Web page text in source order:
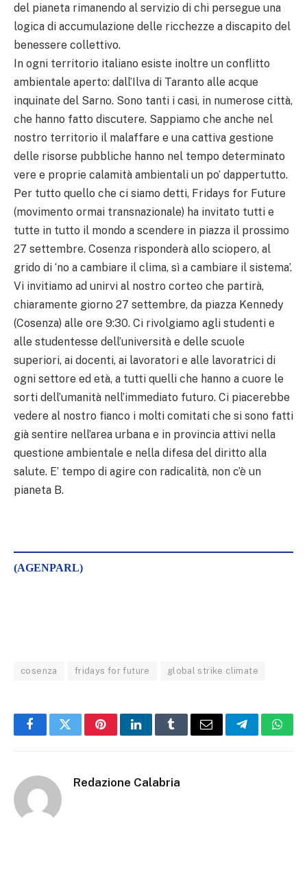
del pianeta rimanendo al servizio di chi persegue una
logica di accumulazione delle ricchezze a discapito del
benessere collettivo.
In ogni territorio italiano esiste inoltre un conflitto
ambientale aperto: dall’Ilva di Taranto alle acque
inquinate del Sarno. Sono tanti i casi, in numerose città,
che hanno fatto discutere. Sappiamo che anche nel
nostro territorio il malaffare e una cattiva gestione
delle risorse pubbliche hanno nel tempo determinato
vere e proprie calamità ambientali un po’ dappertutto.
Per tutto quello che ci siamo detti, Fridays for Future
(movimento ormai transnazionale) ha invitato tutti e
tutte in tutto il mondo a scendere in piazza il prossimo
27 settembre. Cosenza risponderà allo sciopero, al
grido di ‘no a cambiare il clima, sì a cambiare il sistema’.
Vi invitiamo ad unirvi al nostro corteo che partirà,
chiaramente giorno 27 settembre, da piazza Kennedy
(Cosenza) alle ore 9:30. Ci rivolgiamo agli studenti e
alle studentesse dell’università e delle scuole
superiori, ai docenti, ai lavoratori e alle lavoratrici di
ogni settore ed età, a tutti quelli che hanno a cuore le
sorti dell’umanità nell’immediato futuro. Ci piacerebbe
vedere al nostro fianco i molti comitati che si sono fatti
già sentire nell’area urbana e in provincia attivi nella
questione ambientale e nella difesa del diritto alla
salute. E’ tempo di agire con radicalità, non c’è un
pianeta B.
(AGENPARL)
cosenza fridays for future global strike climate
FacebookTwitterPinterestLinkedInTumblrEmail Telegram
Redazione Calabria